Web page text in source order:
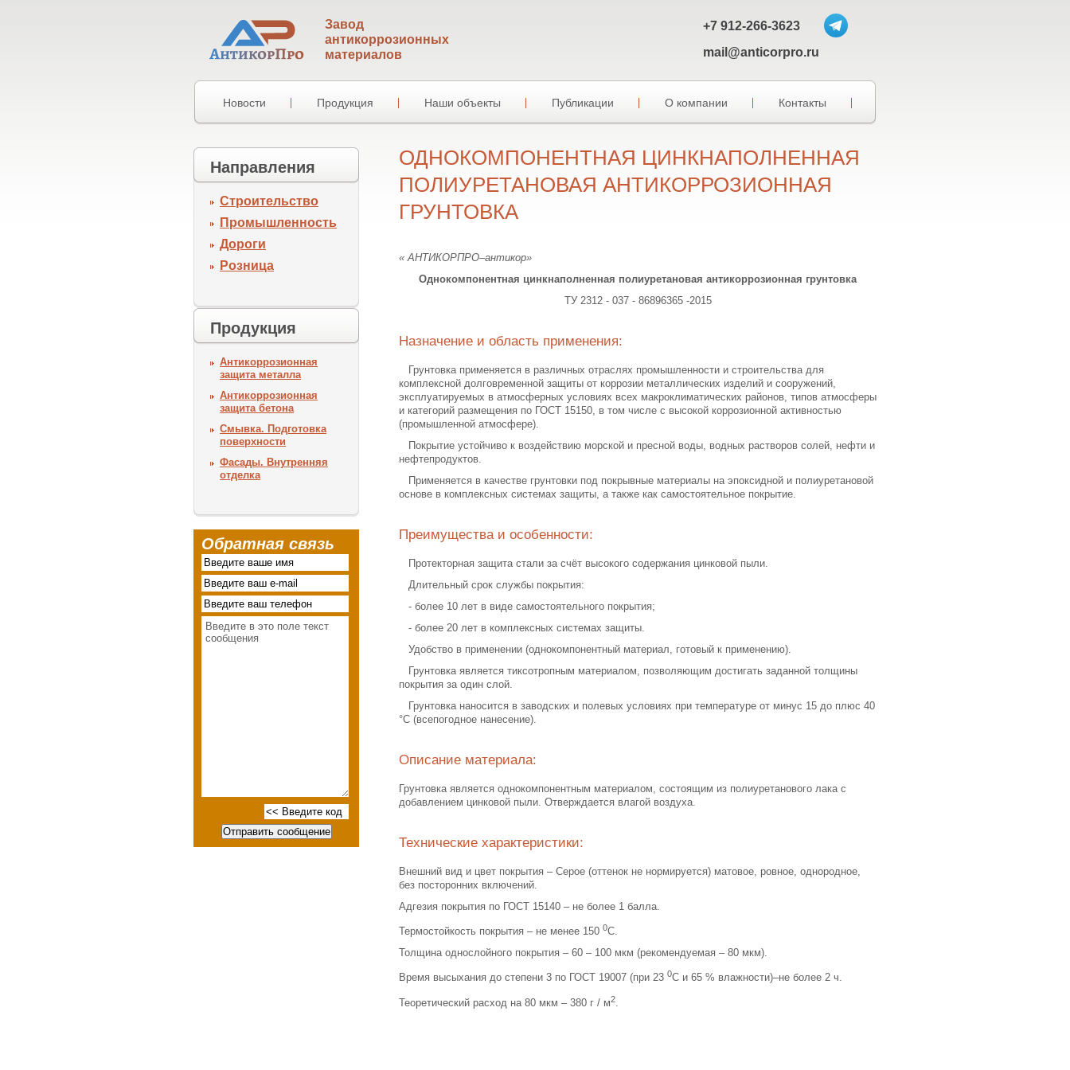
Завод
антикоррозионных
материалов
+7 912-266-3623
mail@anticorpro.ru
Новости Продукция Наши объекты Публикации О компании Контакты
Направления
Строительство
Промышленность
Дороги
Розница
Продукция
Антикоррозионная
защита металла
Антикоррозионная
защита бетона
Смывка. Подготовка
поверхности
Фасады. Внутренняя
отделка
Обратная связь
ОДНОКОМПОНЕНТНАЯ ЦИНКНАПОЛНЕННАЯ
ПОЛИУРЕТАНОВАЯ АНТИКОРРОЗИОННАЯ
ГРУНТОВКА
« АНТИКОРПРО–антикор»
Однокомпонентная цинкнаполненная полиуретановая антикоррозионная грунтовка
ТУ 2312 - 037 - 86896365 -2015
Назначение и область применения:
Грунтовка применяется в различных отраслях промышленности и строительства для
комплексной долговременной защиты от коррозии металлических изделий и сооружений,
эксплуатируемых в атмосферных условиях всех макроклиматических районов, типов атмосферы
и категорий размещения по ГОСТ 15150, в том числе с высокой коррозионной активностью
(промышленной атмосфере).
Покрытие устойчиво к воздействию морской и пресной воды, водных растворов солей, нефти и
нефтепродуктов.
Применяется в качестве грунтовки под покрывные материалы на эпоксидной и полиуретановой
основе в комплексных системах защиты, а также как самостоятельное покрытие.
Преимущества и особенности:
Протекторная защита стали за счёт высокого содержания цинковой пыли.
Длительный срок службы покрытия:
- более 10 лет в виде самостоятельного покрытия;
- более 20 лет в комплексных системах защиты.
Удобство в применении (однокомпонентный материал, готовый к применению).
Грунтовка является тиксотропным материалом, позволяющим достигать заданной толщины
покрытия за один слой.
Грунтовка наносится в заводских и полевых условиях при температуре от минус 15 до плюс 40
°С (всепогодное нанесение).
Описание материала:
Грунтовка является однокомпонентным материалом, состоящим из полиуретанового лака с
добавлением цинковой пыли. Отверждается влагой воздуха.
Технические характеристики:
Внешний вид и цвет покрытия – Серое (оттенок не нормируется) матовое, ровное, однородное,
без посторонних включений.
Адгезия покрытия по ГОСТ 15140 – не более 1 балла.
Термостойкость покрытия – не менее 150 0С.
Толщина однослойного покрытия – 60 – 100 мкм (рекомендуемая – 80 мкм).
Время высыхания до степени 3 по ГОСТ 19007 (при 23 0С и 65 % влажности)–не более 2 ч.
Теоретический расход на 80 мкм – 380 г / м2.